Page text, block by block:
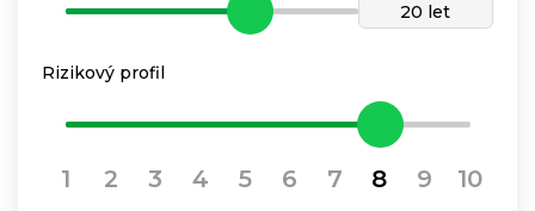
20 let
Rizikový profil
1 2 3 4 5 6 7 8 9 10